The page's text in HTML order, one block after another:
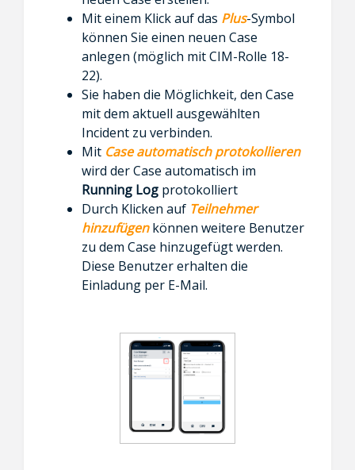
Mit einem Klick auf das Plus-Symbol
können Sie einen neuen Case
anlegen (möglich mit CIM-Rolle 18-
22).
Sie haben die Möglichkeit, den Case
mit dem aktuell ausgewählten
Incident zu verbinden.
Mit Case automatisch protokollieren
wird der Case automatisch im
Running Logprotokolliert
Durch Klicken auf Teilnehmer
hinzufügenkönnen weitere Benutzer
zu dem Case hinzugefügt werden.
Diese Benutzer erhalten die
Einladung per E-Mail.